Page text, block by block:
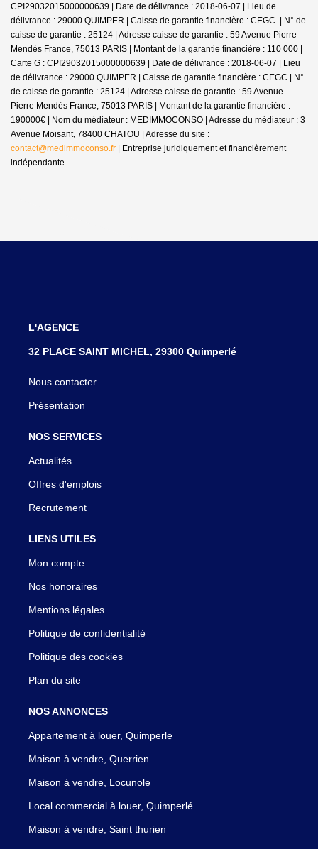
CPI29032015000000639 | Date de délivrance : 2018-06-07 | Lieu de
délivrance : 29000 QUIMPER | Caisse de garantie financière : CEGC. | N° de
caisse de garantie : 25124 | Adresse caisse de garantie : 59 Avenue Pierre
Mendès France, 75013 PARIS | Montant de la garantie financière : 110 000 |
Carte G : CPI29032015000000639 | Date de délivrance : 2018-06-07 | Lieu
de délivrance : 29000 QUIMPER | Caisse de garantie financière : CEGC | N°
de caisse de garantie : 25124 | Adresse caisse de garantie : 59 Avenue
Pierre Mendès France, 75013 PARIS | Montant de la garantie financière :
190000€ | Nom du médiateur : MEDIMMOCONSO | Adresse du médiateur : 3
Avenue Moisant, 78400 CHATOU | Adresse du site :
contact@medimmoconso.fr | Entreprise juridiquement et financièrement
indépendante
L'AGENCE
32 PLACE SAINT MICHEL, 29300 Quimperlé
Nous contacter
Présentation
NOS SERVICES
Actualités
Offres d'emplois
Recrutement
LIENS UTILES
Mon compte
Nos honoraires
Mentions légales
Politique de confidentialité
Politique des cookies
Plan du site
NOS ANNONCES
Appartement à louer, Quimperle
Maison à vendre, Querrien
Maison à vendre, Locunole
Local commercial à louer, Quimperlé
Maison à vendre, Saint thurien